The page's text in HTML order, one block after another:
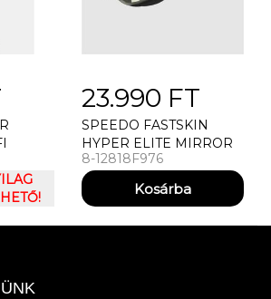
23.990 FT
SPEEDO FASTSKIN
HYPER ELITE MIRROR
(UK) ÚSZÓSZEMÜVEG
8-12818F976